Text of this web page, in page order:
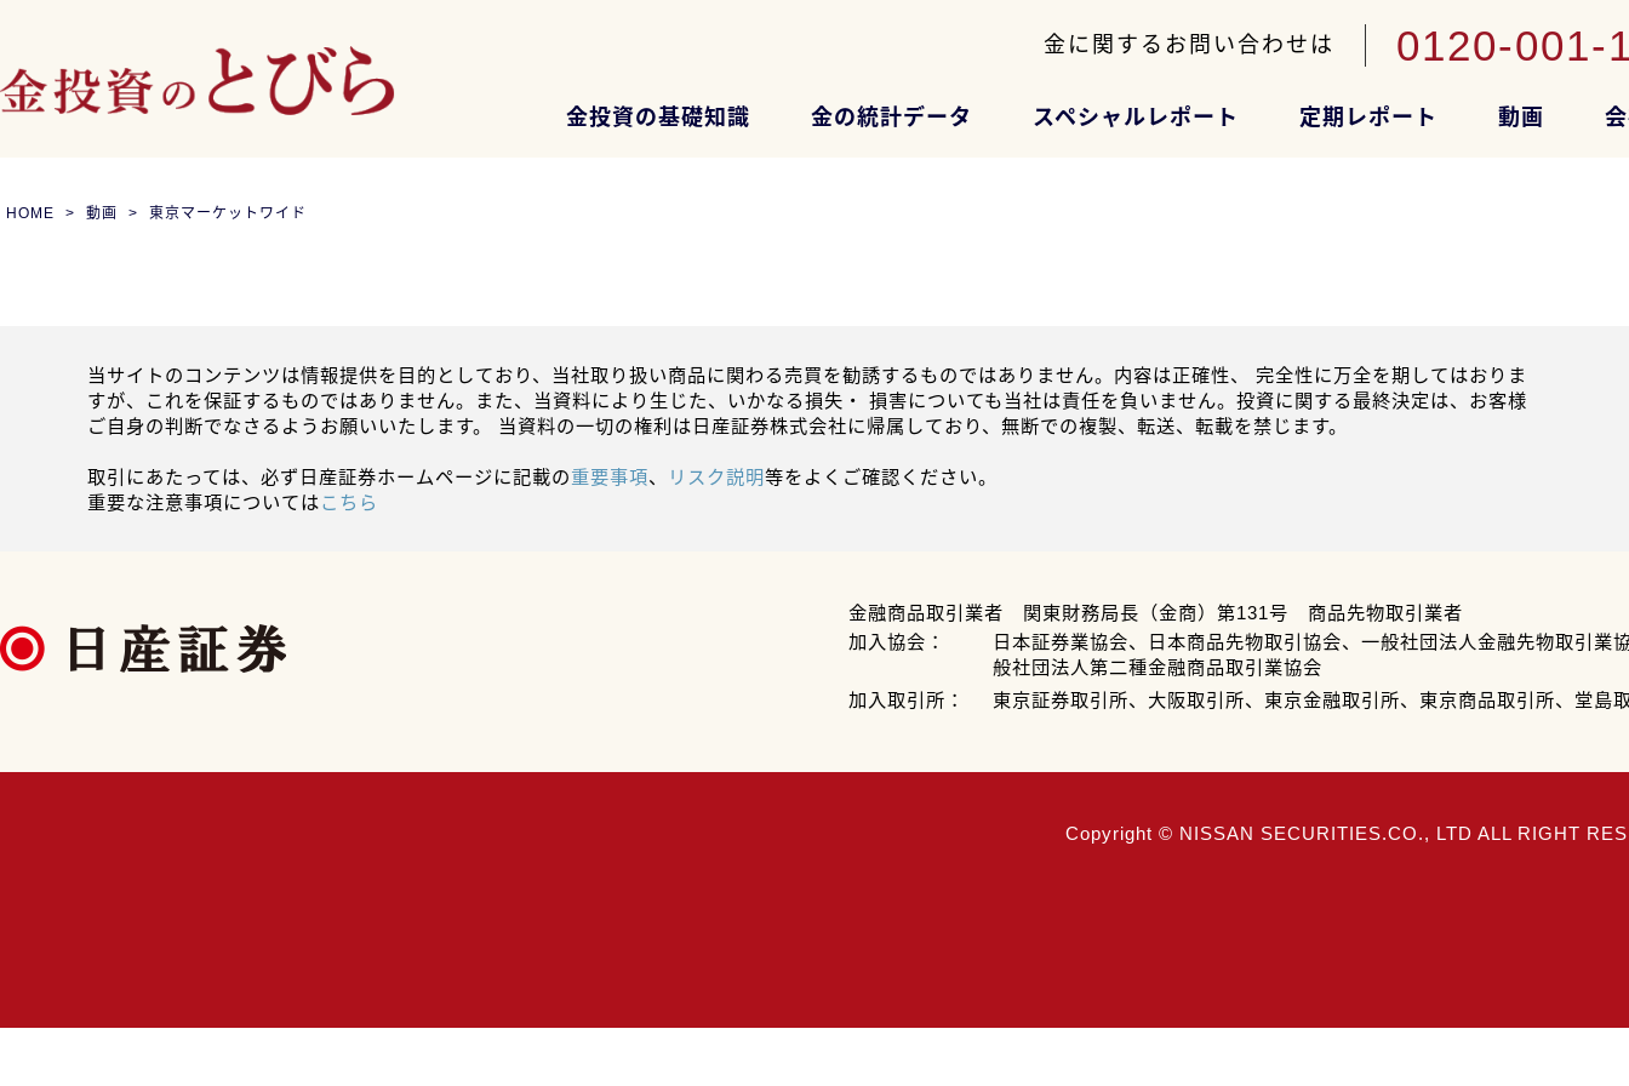
金に関するお問い合わせは 0120-001-
金投資の基礎知識 金の統計データ スペシャルレポート 定期レポート 動画
HOME 動画 東京マーケットワイド
当サイトのコンテンツは情報提供を目的としており、当社取り扱い商品に関わる売買を勧誘するものではありません。内容は正確性、 完全性に万全を期してはおりま
すが、これを保証するものではありません。また、当資料により生じた、いかなる損失・ 損害についても当社は責任を負いません。投資に関する最終決定は、お客様
ご自身の判断でなさるようお願いいたします。 当資料の一切の権利は日産証券株式会社に帰属しており、無断での複製、転送、転載を禁じます。
取引にあたっては、必ず日産証券ホームページに記載の重要事項、 リスク説明等をよくご確認ください。
重要な注意事項についてはこちら
金融商品取引業者 関東財務局長（金商）第131号 商品先物取引業者
加入協会：
日本証券業協会、日本商品先物取引協会、一般社団法人金融先物取引業
般社団法人第二種金融商品取引業協会
加入取引所：
東京証券取引所、大阪取引所、東京金融取引所、東京商品取引所、堂島
Copyright © NISSAN SECURITIES.CO., LTD ALL RIGHT